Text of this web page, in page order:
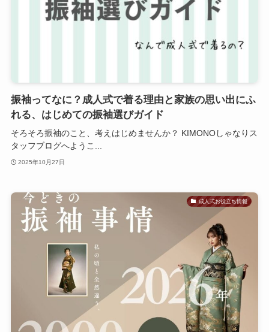
振袖ってなに？成人式で着る理由と家族の思い出にふ
れる、はじめての振袖選びガイド
そろそろ振袖のこと、考えはじめませんか？ KIMONOしゃなりス
タッフブログへようこ...
2025年10月27日
成人式お役立ち情報